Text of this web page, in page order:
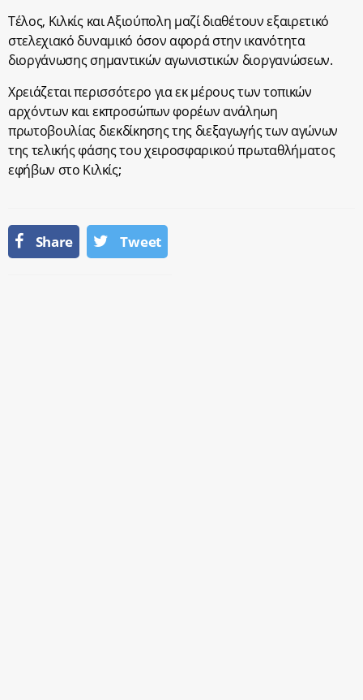
Τέλος, Κιλκίς και Αξιούπολη μαζί διαθέτουν εξαιρετικό
στελεχιακό δυναμικό όσον αφορά στην ικανότητα
διοργάνωσης σημαντικών αγωνιστικών διοργανώσεων.
Χρειάζεται περισσότερο για εκ μέρους των τοπικών
αρχόντων και εκπροσώπων φορέων ανάληωη
πρωτοβουλίας διεκδίκησης της διεξαγωγής των αγώνων
της τελικής φάσης του χειροσφαρικού πρωταθλήματος
εφήβων στο Κιλκίς;
Share Tweet